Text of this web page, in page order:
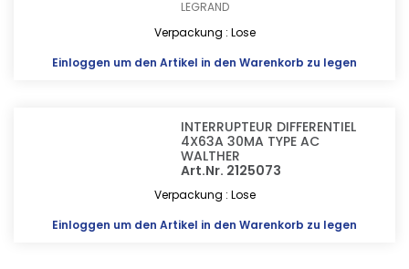
LEGRAND
Verpackung : Lose
Einloggen um den Artikel in den Warenkorb zu legen
INTERRUPTEUR DIFFERENTIEL
4X63A 30MA TYPE AC
WALTHER
Art.Nr. 2125073
Verpackung : Lose
Einloggen um den Artikel in den Warenkorb zu legen